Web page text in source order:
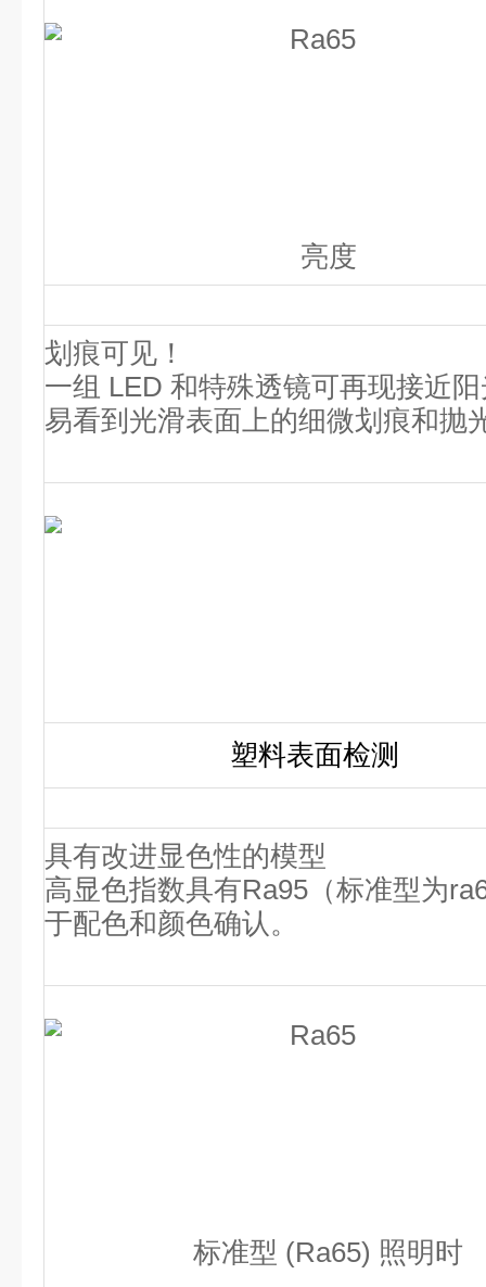
亮度
划痕可见！
一组 LED 和特殊透镜可再现接近
易看到光滑表面上的细微划痕和抛
塑料表面检测
具有改进显色性的模型
高显色指数具有Ra95（标准型为
于配色和颜色确认。
标准型 (Ra65) 照明时